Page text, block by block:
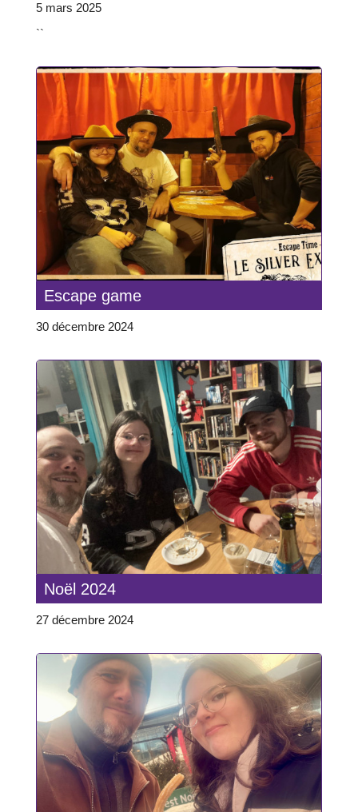
5 mars 2025
``
Escape game
30 décembre 2024
Noël 2024
27 décembre 2024